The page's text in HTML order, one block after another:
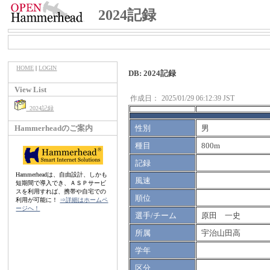
2024記録
HOME |LOGIN
View List
2024記録
Hammerheadのご案内
Hammerheadは、自由設計、しかも
短期間で導入でき、ＡＳＰサービ
スを利用すれば、携帯や自宅での
利用が可能に！ ⇒詳細はホームペ
ージへ！
DB: 2024記録
作成日： 2025/01/29 06:12:39 JST
性別
男
種目
800m
記録
風速
順位
選手/チーム
原田 一史
所属
宇治山田高
学年
区分